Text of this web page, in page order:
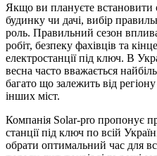
Якщо ви плануєте встановити
будинку чи дачі, вибір
роль. Правильний сезон
робіт, безпеку фахівців та
електростанції під ключ. В
весна часто вважається
багато що залежить від
інших міст.
Компанія Solar-pro пропонує
станції під ключ по всій
обрати оптимальний час для